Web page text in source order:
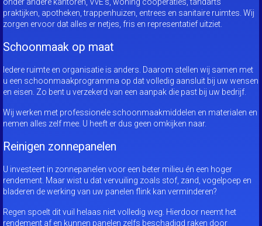
praktijken, apotheken, trappenhuizen, entrees en sanitaire ruimtes. Wij
zorgen ervoor dat alles er netjes, fris en representatief uitziet.
Schoonmaak op maat
Iedere ruimte en organisatie is anders. Daarom stellen wij samen met
u een schoonmaakprogramma op dat volledig aansluit bij uw wensen
en eisen. Zo bent u verzekerd van een aanpak die past bij uw bedrijf.
Wij werken met professionele schoonmaakmiddelen en materialen en
nemen alles zelf mee. U heeft er dus geen omkijken naar.
Reinigen zonnepanelen
U investeert in zonnepanelen voor een beter milieu én een hoger
rendement. Maar wist u dat vervuiling zoals stof, zand, vogelpoep en
bladeren de werking van uw panelen flink kan verminderen?
Regen spoelt dit vuil helaas niet volledig weg. Hierdoor neemt het
rendement af en kunnen panelen zelfs beschadigd raken door